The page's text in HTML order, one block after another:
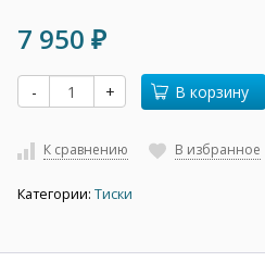
7 950 ₽
- + В корзину
К сравнению В избранное
Категории: Тиски